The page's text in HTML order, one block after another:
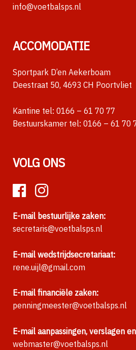
info@voetbalsps.nl
ACCOMODATIE
Sportpark D’en Aekerboam
Deestraat 50, 4693 CH Poortvliet
Kantine tel: 0166 – 61 70 77
Bestuurskamer tel: 0166 – 61 70
VOLG ONS
E-mail bestuurlijke zaken:
secretaris@voetbalsps.nl
E-mail wedstrijdsecretariaat:
rene.uijl@gmail.com
E-mail financiële zaken:
penningmeester@voetbalsps.nl
E-mail aanpassingen, verslagen
webmaster@voetbalsps.nl